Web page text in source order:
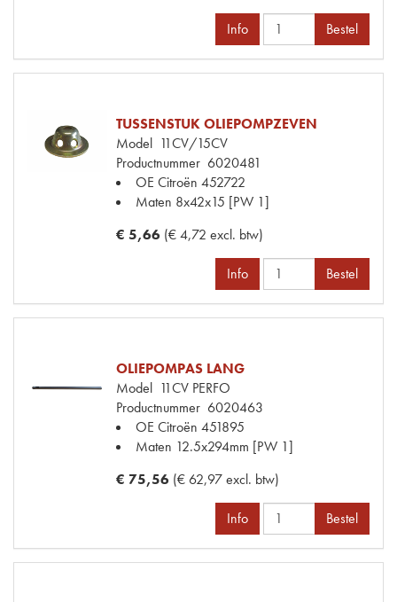
Info Bestel
TUSSENSTUK OLIEPOMPZEVEN
Model 11CV/15CV
Productnummer 6020481
OE Citroën 452722
Maten 8x42x15 [PW 1]
€ 5,66 (€ 4,72 excl. btw)
Info Bestel
OLIEPOMPAS LANG
Model 11CV PERFO
Productnummer 6020463
OE Citroën 451895
Maten 12.5x294mm [PW 1]
€ 75,56 (€ 62,97 excl. btw)
Info Bestel